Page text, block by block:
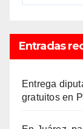
Entradas
Entrega
gratuitos en